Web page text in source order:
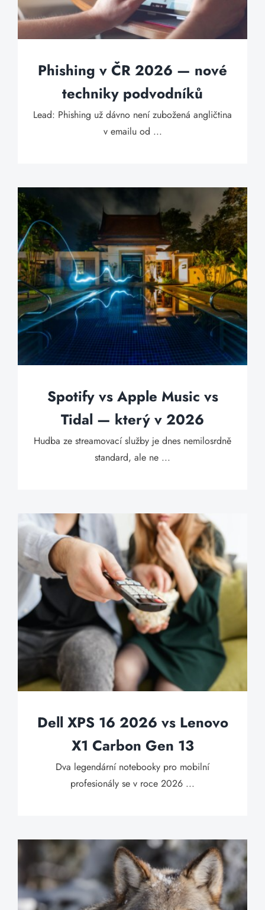
Phishing v ČR 2026 — nové
techniky podvodníků
Lead: Phishing už dávno není zubožená angličtina
v emailu od ...
Spotify vs Apple Music vs
Tidal — který v 2026
Hudba ze streamovací služby je dnes nemilosrdně
standard, ale ne ...
Dell XPS 16 2026 vs Lenovo
X1 Carbon Gen 13
Dva legendární notebooky pro mobilní
profesionály se v roce 2026 ...